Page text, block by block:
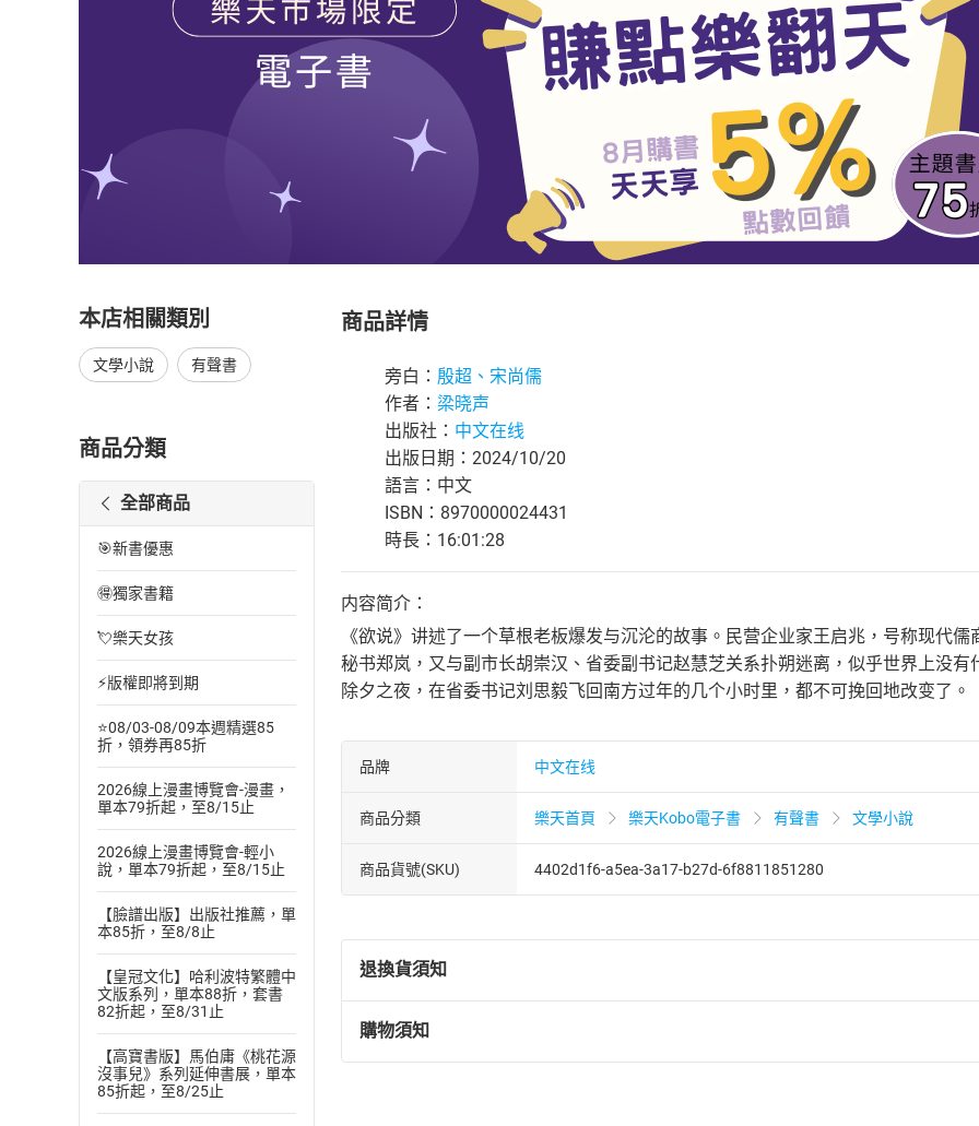
本店相關類別
文學小說 有聲書
商品分類
全部商品
🎯新書優惠
🉐獨家書籍
💘樂天女孩
⚡版權即將到期
⭐08/03-08/09本週精選85
折，領券再85折
2026線上漫畫博覽會-漫畫，
單本79折起，至8/15止
2026線上漫畫博覽會-輕小
說，單本79折起，至8/15止
【臉譜出版】出版社推薦，單
本85折，至8/8止
【皇冠文化】哈利波特繁體中
文版系列，單本88折，套書
82折起，至8/31止
【高寶書版】馬伯庸《桃花源
沒事兒》系列延伸書展，單本
85折起，至8/25止
商品詳情
旁白： 殷超、宋尚儒
作者： 梁晓声
出版社： 中文在线
出版日期：2024/10/20
語言：中文
ISBN：8970000024431
時長：16:01:28
内容简介：
《欲说》讲述了一个草根老板爆发与沉沦的故事。民营企业家王启兆，号称现代
秘书郑岚，又与副市长胡崇汉、省委副书记赵慧芝关系扑朔迷离，似乎世界上没
除夕之夜，在省委书记刘思毅飞回南方过年的几个小时里，都不可挽回地改变了。
品牌 中文在线
商品分類 樂天首頁 樂天Kobo電子書 有聲書 文學小說
商品貨號(SKU) 4402d1f6-a5ea-3a17-b27d-6f8811851280
退換貨須知
退換貨規定：
(一)依消費者保護法第19條第1項後段暨通訊交易解除權合理例外情事適用
購物須知